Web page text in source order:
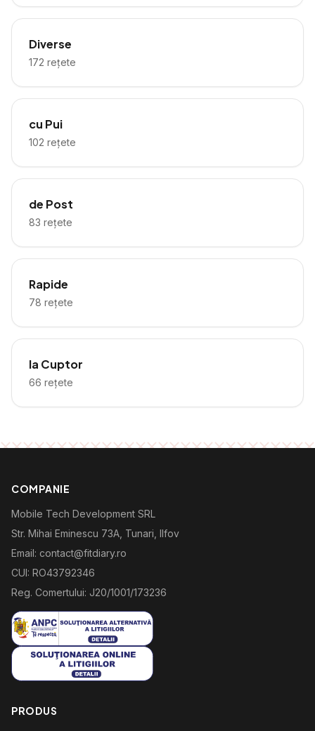
Diverse
172 rețete
cu Pui
102 rețete
de Post
83 rețete
Rapide
78 rețete
la Cuptor
66 rețete
COMPANIE
Mobile Tech Development SRL
Str. Mihai Eminescu 73A, Tunari, Ilfov
Email: contact@fitdiary.ro
CUI: RO43792346
Reg. Comertului: J20/1001/173236
PRODUS